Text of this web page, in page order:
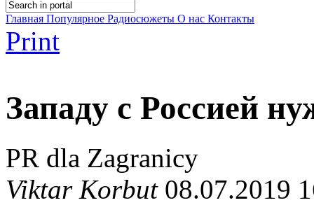
Главная Популярное Радиосюжеты О нас Контакты
Print
Западу c Россией
PR dla Zagranicy
Viktar Korbut08.07.2019